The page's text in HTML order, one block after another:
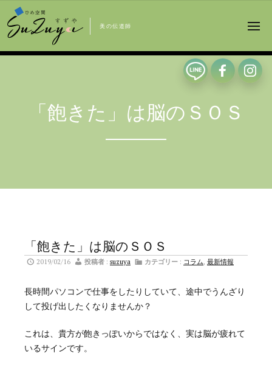
美の伝道師
「飽きた」は脳のＳＯＳ
「飽きた」は脳のＳＯＳ
2019/02/16 投稿者 : suzuya カテゴリー : コラム, 最新情報
長時間パソコンで仕事をしたりしていて、途中でうんざり
して投げ出したくなりませんか？
これは、貴方が飽きっぽいからではなく、実は脳が疲れて
いるサインです。